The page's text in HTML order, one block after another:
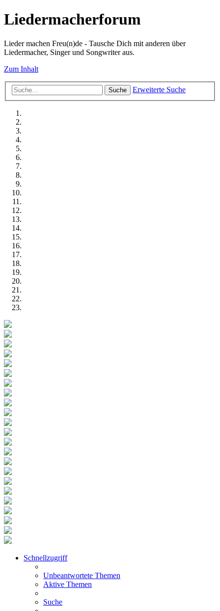
Liedermacherforum
Lieder machen Freu(n)de - Tausche Dich mit anderen über
Liedermacher, Singer und Songwriter aus.
Zum Inhalt
Suche Erweiterte Suche
Schnellzugriff
Unbeantwortete Themen
Aktive Themen
Suche